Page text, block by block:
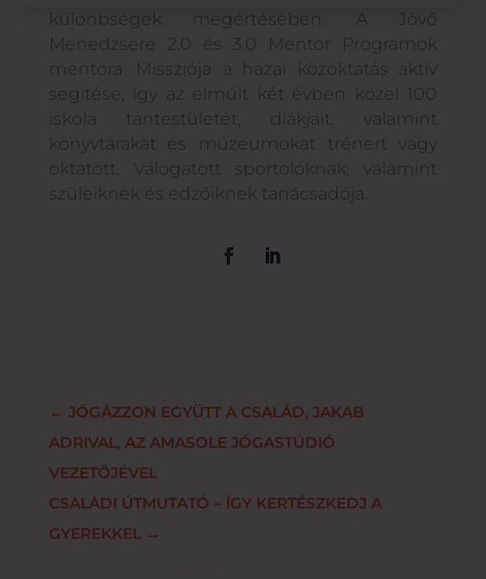
különbségek megértésében. A Jövő
Menedzsere 2.0 és 3.0 Mentor Programok
mentora. Missziója a hazai közoktatás aktív
segítése, így az elmúlt két évben közel 100
iskola tantestületét, diákjait, valamint
könyvtárakat és múzeumokat trénert vagy
oktatott. Válogatott sportolóknak, valamint
szüleiknek és edzőiknek tanácsadója.
← JÓGÁZZON EGYÜTT A CSALÁD, JAKAB
ADRIVAL, AZ AMASOLE JÓGASTÚDIÓ
VEZETŐJÉVEL
CSALÁDI ÚTMUTATÓ – ÍGY KERTÉSZKEDJ A
GYEREKKEL→